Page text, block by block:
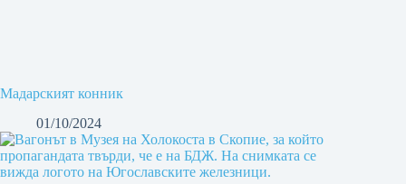
Мадарският конник
01/10/2024